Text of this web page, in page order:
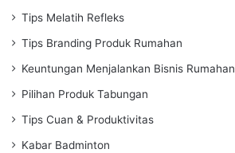
Tips Melatih Refleks
Tips Branding Produk Rumahan
Keuntungan Menjalankan Bisnis Rumahan
Pilihan Produk Tabungan
Tips Cuan & Produktivitas
Kabar Badminton